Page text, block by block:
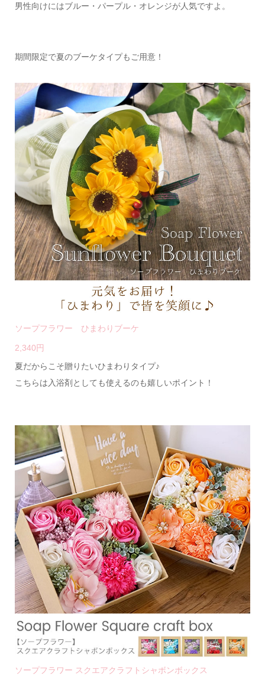
男性向けにはブルー・パープル・オレンジが人気ですよ。
期間限定で夏のブーケタイプもご用意！
ソープフラワー ひまわりブーケ
2,340円
夏だからこそ贈りたいひまわりタイプ♪
こちらは入浴剤としても使えるのも嬉しいポイント！
ソープフラワー スクエアクラフトシャボンボックス